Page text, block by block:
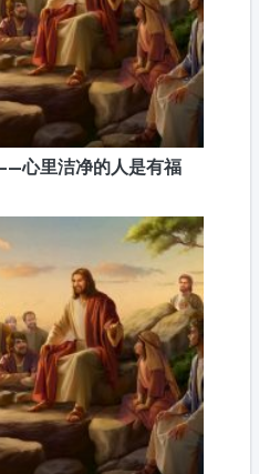
心里洁净的人是有福